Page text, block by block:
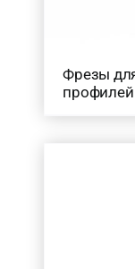
Фрезы
профилей